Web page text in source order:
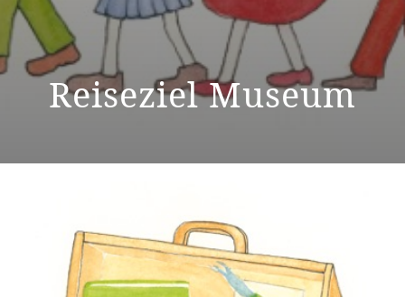
Reiseziel Museum